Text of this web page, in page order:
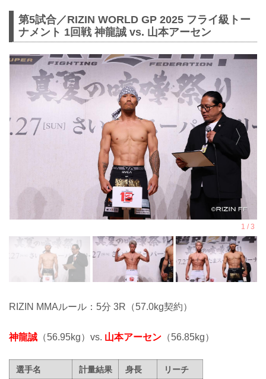
第5試合／RIZIN WORLD GP 2025 フライ級トー
ナメント 1回戦 神龍誠 vs. 山本アーセン
RIZIN MMAルール：5分 3R（57.0kg契約）
神龍誠 （56.95kg）vs. 山本アーセン （56.85kg）
選手名 計量結果 身長
リーチ